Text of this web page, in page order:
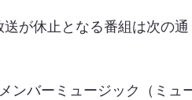
が休止となる番組は次の通
ンバーミュージック（ミュ